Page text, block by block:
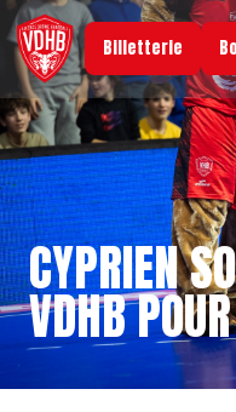
Billetterie
CYPRIEN
VDHB